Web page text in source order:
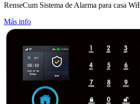
RenseCum Sistema de Alarma para casa
Más info